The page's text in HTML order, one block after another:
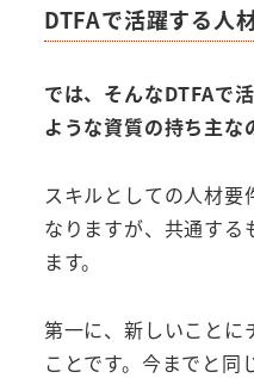
DTFAで活躍する人
では、そんなDTFAで
ような資質の持ち主な
スキルとしての人材
なりますが、共通する
ます。
第一に、新しいことに
ことです。今までと同